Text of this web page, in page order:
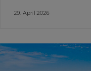
29. April 2026